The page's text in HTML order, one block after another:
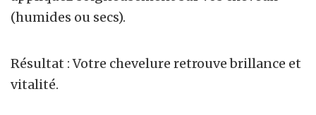
(humides ou secs).
Résultat : Votre chevelure retrouve brillance et
vitalité.